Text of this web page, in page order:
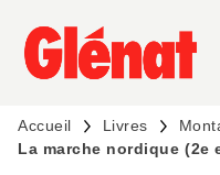
MENU
PIED DE PAGE
Accueil Livres
La marche nordique (2e